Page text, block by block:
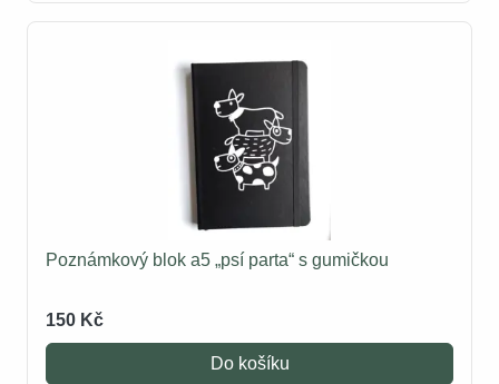
Poznámkový blok a5 „psí parta“ s gumičkou
150 Kč
Do košíku